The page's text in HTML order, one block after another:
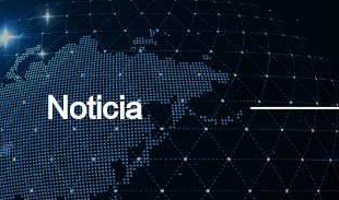
Noticia